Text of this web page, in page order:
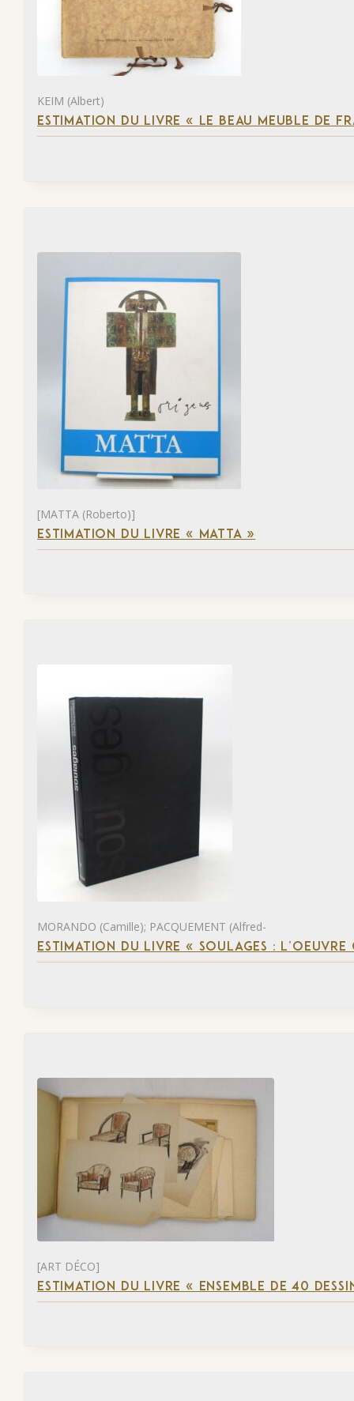
KEIM (Albert)
ESTIMATION DU LIVRE « LE BEAU MEUBLE DE
[MATTA (Roberto)]
ESTIMATION DU LIVRE « MATTA »
MORANDO (Camille); PACQUEMENT (Alfred-
ESTIMATION DU LIVRE « SOULAGES :
[ART DÉCO]
ESTIMATION DU LIVRE « ENSEMBLE DE 40